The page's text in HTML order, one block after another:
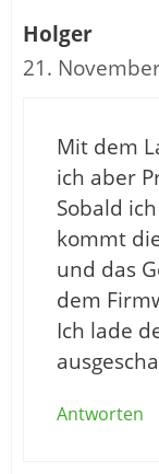
Holger
21.
Mit dem
ich aber
Sobald
kommt
und das
dem
Ich lade
Antworten